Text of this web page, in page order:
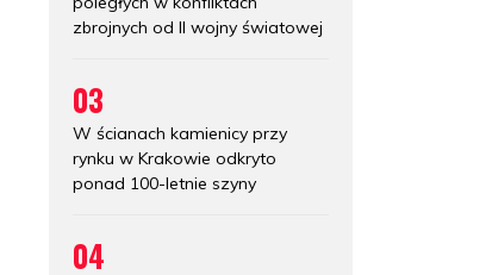
zbrojnych od II wojny światowej
03
W ścianach kamienicy przy
rynku w Krakowie odkryto
ponad 100-letnie szyny
04